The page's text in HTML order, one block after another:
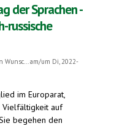
der Sprachen -
russische
Wunsc...
am/um Di, 2022-
im Europarat,
auf
begehen den